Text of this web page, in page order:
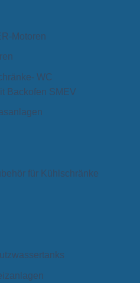
Motoren
WC
Backofen SMEV
für Kühlschränke